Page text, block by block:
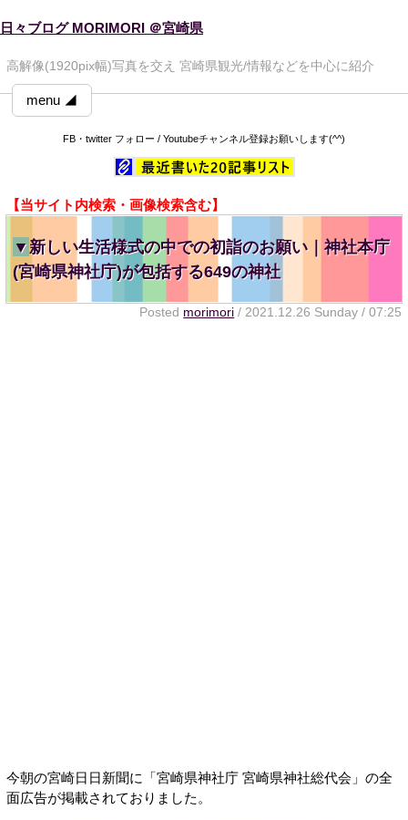
日々ブログ MORIMORI ＠宮崎県
高解像(1920pix幅)写真を交え 宮崎県観光/情報などを中心に紹介
menu ◢
FB・twitter フォロー / Youtubeチャンネル登録お願いします(^^)
【当サイト内検索・画像検索含む】
▼新しい生活様式の中での初詣のお願い｜神社本庁
(宮崎県神社庁)が包括する649の神社
Posted morimori / 2021.12.26 Sunday / 07:25
今朝の宮崎日日新聞に「宮崎県神社庁 宮崎県神社総代会」の全
面広告が掲載されておりました。